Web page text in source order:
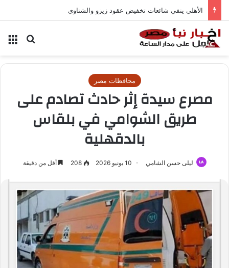
الأهلي ينفي شائعات تخفيض عقود زيزو والشناوي
بحث
محافظات مصر
مصرع سيدة إثر حادث تصادم على
طريق الشوامي في بلقاس
بالدقهلية
ليلى حسن الشامي 10 يونيو 2026 208 أقل من دقيقة